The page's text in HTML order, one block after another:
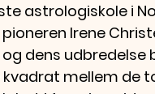
astrologiskole i
pioneren Irene
dens udbredelse
mellem de